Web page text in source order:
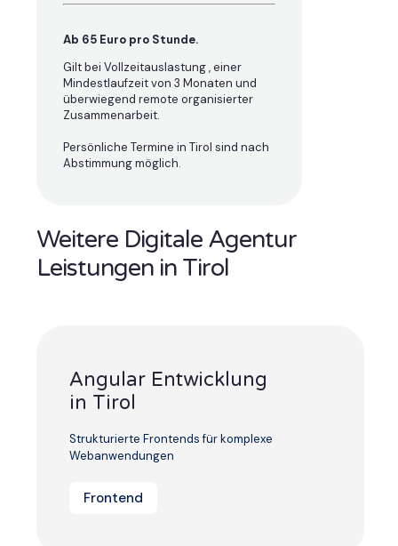
Ab 65 Euro pro Stunde.
Gilt bei Vollzeitauslastung , einer
Mindestlaufzeit von 3 Monaten und
überwiegend remote organisierter
Zusammenarbeit.
Persönliche Termine in Tirol sind nach
Abstimmung möglich.
Weitere Digitale Agentur
Leistungen in Tirol
Angular Entwicklung
in Tirol
Strukturierte Frontends für komplexe
Webanwendungen
Frontend